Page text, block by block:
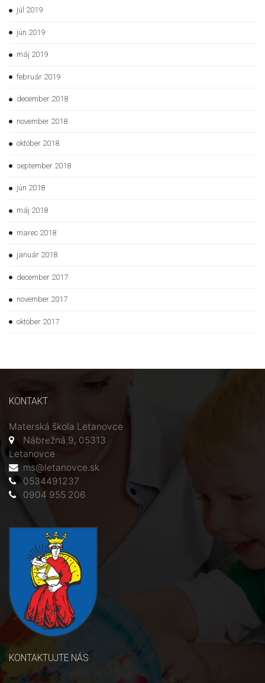
júl 2019
jún 2019
máj 2019
február 2019
december 2018
november 2018
október 2018
september 2018
jún 2018
máj 2018
marec 2018
január 2018
december 2017
november 2017
október 2017
KONTAKT
Materská škola Letanovce
Nábrežná 9, 05313
Letanovce
ms@letanovce.sk
0534491237
0904 955 206
KONTAKTUJTE NÁS